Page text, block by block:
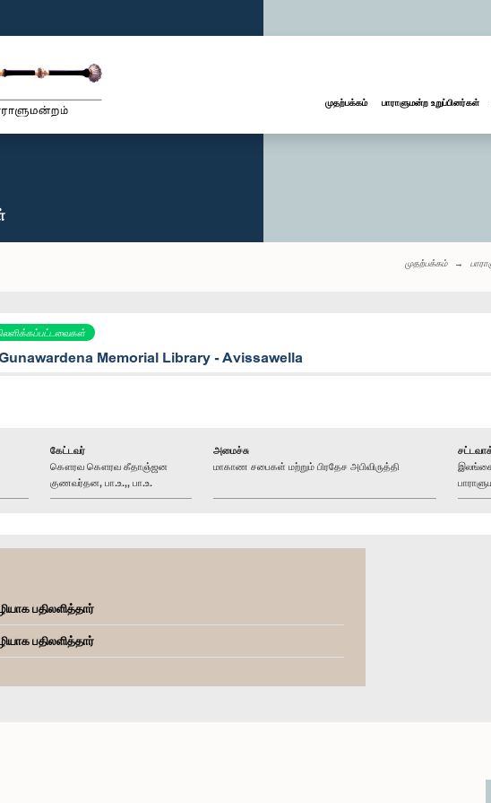
முதற்பக்கம் பாராளுமன்ற உறுப்பினர்கள்
முதற்பக்கம்
Memorial Library - Avissawella
கேட்டவர்
கௌரவ கௌரவ கீதாஞ்ஜன
குணவர்தன, பா.உ.,, பா.உ.
அமைச்சு
மாகாண சபைகள் மற்றும் பிரதேச அபிவிருத்தி
இலங்கை
பதிலளித்தார்
பதிலளித்தார்